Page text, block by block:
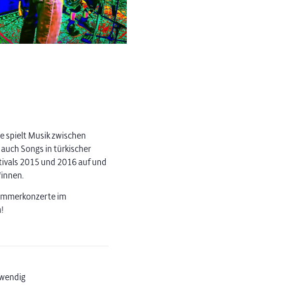
spielt Musik zwischen
Songs in türkischer
2015 und 2016 auf und
im